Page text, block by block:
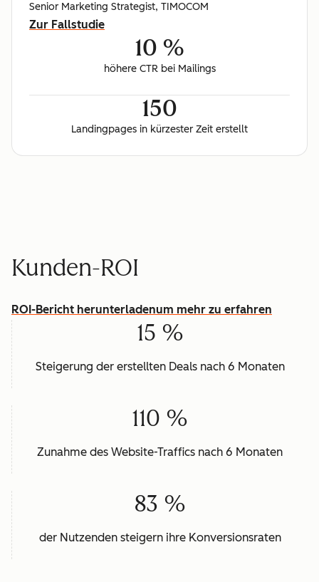
Senior Marketing Strategist, TIMOCOM
Zur Fallstudie
10 %
höhere CTR bei Mailings
150
Landingpages in kürzester Zeit erstellt
Kunden-ROI
ROI-Bericht herunterladenum mehr zu erfahren
15 %
Steigerung der erstellten Deals nach 6 Monaten
110 %
Zunahme des Website-Traffics nach 6 Monaten
83 %
der Nutzenden steigern ihre Konversionsraten